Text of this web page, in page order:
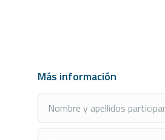
Más información